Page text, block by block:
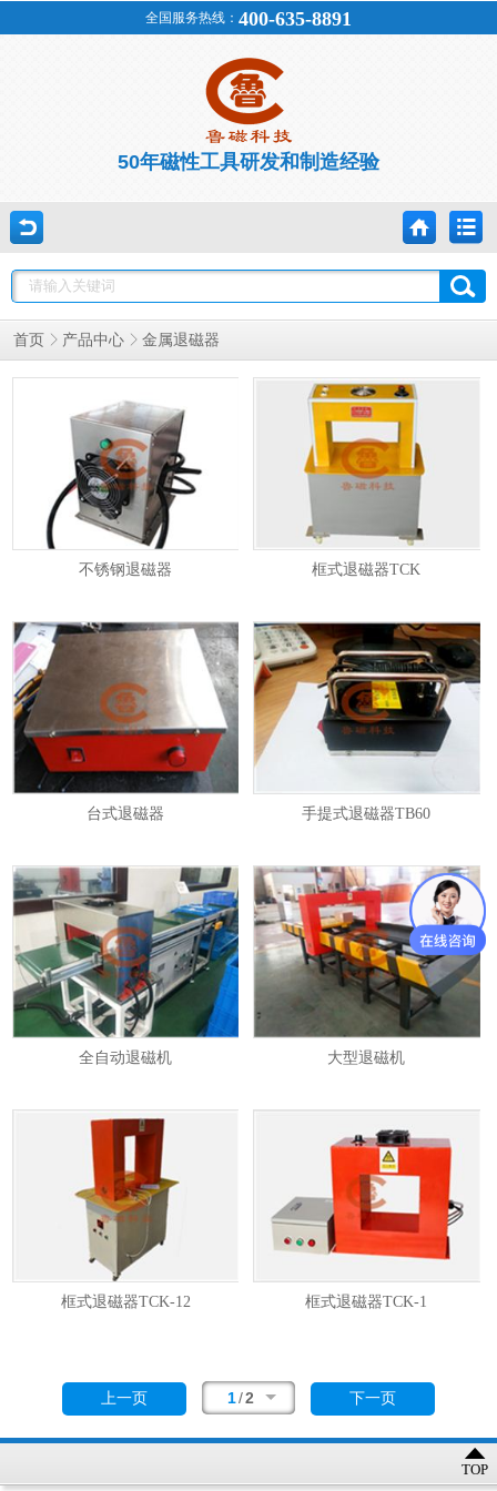
全国服务热线： 400-635-8891
50年磁性工具研发和制造经验
首页 产品中心 金属退磁器
不锈钢退磁器 框式退磁器TCK
台式退磁器 手提式退磁器TB60
全自动退磁机 大型退磁机
框式退磁器TCK-12 框式退磁器TCK-1
上一页 1/2 下一页
TOP